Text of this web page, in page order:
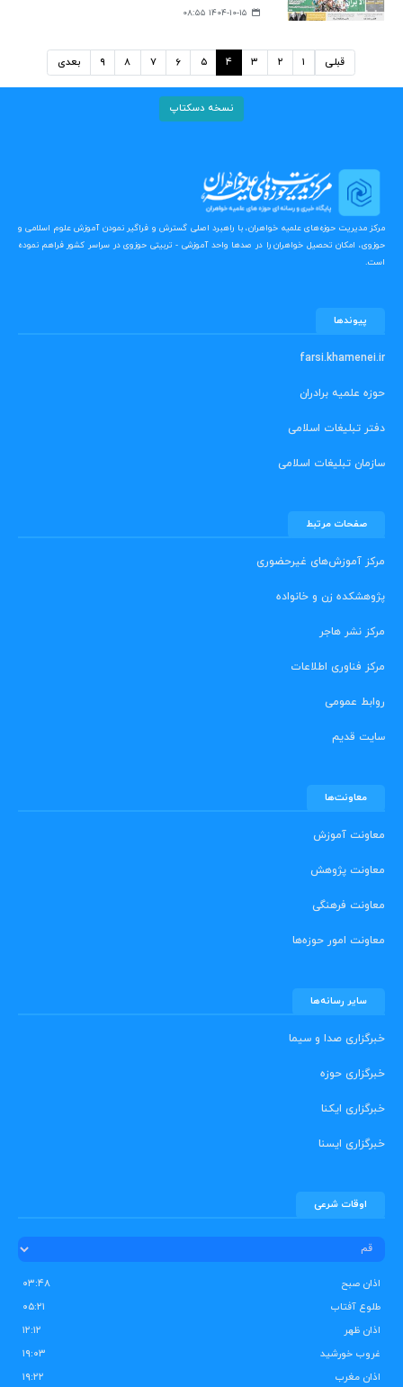
۱۴۰۴-۱۰-۱۵ ۰۸:۵۵
قبلی ۱ ۲ ۳ ۴ ۵ ۶ ۷ ۸ ۹ بعدی
نسخه دسکتاپ
مرکز مدیریت حوزه‌های علمیه خواهران، با راهبرد اصلی گسترش و فراگیر نمودن آموزش علوم اسلامی و
حوزوی، امکان تحصیل خواهران را در صدها واحد آموزشی - تربیتی حوزوی در سراسر کشور فراهم نموده
است.
پیوندها
farsi.khamenei.ir
حوزه علمیه برادران
دفتر تبلیغات اسلامی
سازمان تبلیغات اسلامی
صفحات مرتبط
مرکز آموزش‌های غیرحضوری
پژوهشکده زن و خانواده
مرکز نشر هاجر
مرکز فناوری اطلاعات
روابط عمومی
سایت قدیم
معاونت‌ها
معاونت آموزش
معاونت پژوهش
معاونت فرهنگی
معاونت امور حوزه‌ها
سایر رسانه‌ها
خبرگزاری صدا و سیما
خبرگزاری حوزه
خبرگزاری ایکنا
خبرگزاری ایسنا
اوقات شرعی
اذان صبح
۰۳:۴۸
طلوع آفتاب
۰۵:۲۱
اذان ظهر
۱۲:۱۲
غروب خورشید
۱۹:۰۳
اذان مغرب
۱۹:۲۲